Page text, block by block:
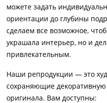
можете задать
ориентации до глубины
сделаем все возможное,
украшала интерьер, но и
привлекательным.
Наши репродукции — это
сохраняющие декоративную
оригинала. Вам доступны: